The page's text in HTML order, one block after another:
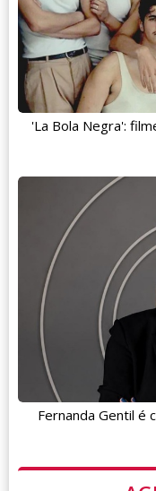
'La Bola Negra':
Fernanda Gentil é